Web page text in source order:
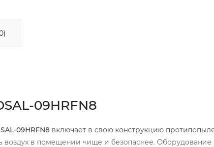
09HRFN8
09HRFN8 включает в свою конструкцию
воздух в помещении чище и безопаснее. Оборудование